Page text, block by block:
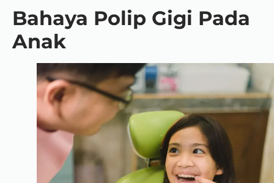
Bahaya Polip Gigi Pada
Anak